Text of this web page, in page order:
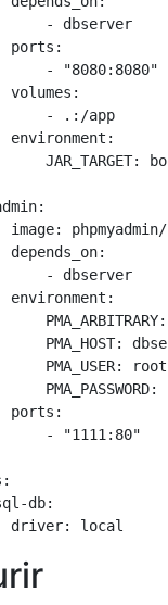
- dbserver
ports:
- "8080:8080"
volumes:
- .:/app
environment:
JAR_TARGET:
image: phpmyadmin/
depends_on:
- dbserver
environment:
PMA_ARBITRARY:
PMA_HOST:
PMA_USER: root
PMA_PASSWORD:
ports:
- "1111:80"
db: